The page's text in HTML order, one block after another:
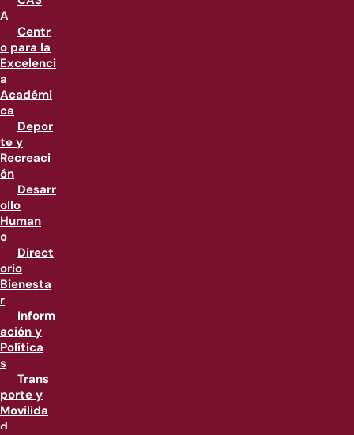
A
Centr
o para la
Excelenci
a
Académi
ca
Depor
te y
Recreaci
ón
Desarr
ollo
Human
o
Direct
orio
Bienesta
r
Inform
ación y
Política
s
Trans
porte y
Movilida
d